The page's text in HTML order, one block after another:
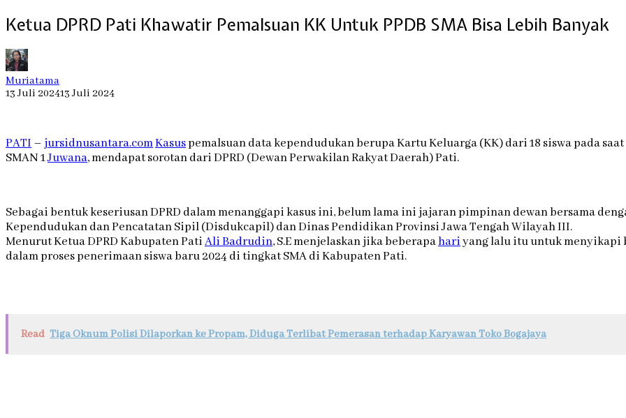
Ketua DPRD Pati Khawatir Pemalsuan KK Untuk PPDB SMA Bisa Lebih Banyak
Muriatama
13 Juli 202413 Juli 2024
PATI–jursidnusantara.comKasuspemalsuan data kependudukan berupa Kartu Keluarga (KK) dari 18 siswa pada
SMAN 1Juwana, mendapat sorotan dari DPRD (Dewan Perwakilan Rakyat Daerah) Pati.
Sebagai bentuk keseriusan DPRD dalam menanggapi kasus ini, belum lama ini jajaran pimpinan dewan bersama
Kependudukan dan Pencatatan Sipil (Disdukcapil) dan Dinas Pendidikan Provinsi Jawa Tengah Wilayah III.
Menurut Ketua DPRD Kabupaten PatiAli Badrudin, S.E menjelaskan jika beberapahariyang lalu itu untuk menyikapi
dalam proses penerimaan siswa baru 2024 di tingkat SMA di Kabupaten Pati.
Read Tiga Oknum Polisi Dilaporkan ke Propam, Diduga Terlibat Pemerasan terhadap Karyawan Toko Bogajaya